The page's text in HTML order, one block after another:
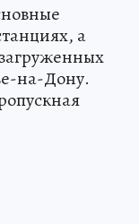
а
на-Дону.